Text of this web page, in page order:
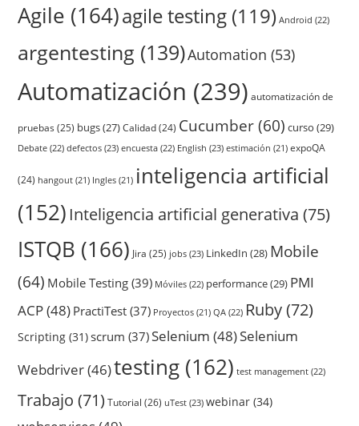
Agile (164)agile testing (119) Android (22)
argentesting (139)Automation (53)
Automatización (239) automatización de
pruebas (25) bugs(27) Calidad(24) Cucumber (60) curso (29)
Debate (22) defectos (23) encuesta (22) English (23) estimación (21) expoQA
(24) hangout (21) Ingles (21) inteligencia artificial
(152) Inteligencia artificial generativa (75)
ISTQB (166) Jira (25) jobs (23) LinkedIn (28) Mobile
(64) Mobile Testing (39) Móviles (22) performance(29) PMI
ACP(48) PractiTest (37) Proyectos (21) QA (22) Ruby(72)
Scripting (31)scrum (37) Selenium (48)Selenium
Webdriver(46)testing (162) test management (22)
Trabajo (71) Tutorial (26) uTest (23) webinar (34)